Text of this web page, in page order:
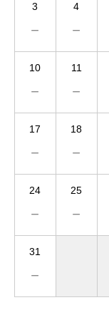
3
－
4
－
10
－
11
－
17
－
18
－
24
－
25
－
31
－